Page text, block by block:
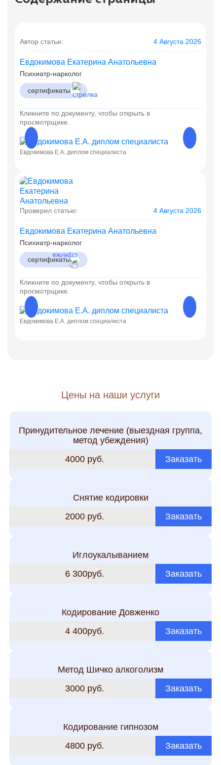
Автор статьи: 4 Августа 2026
Евдокимова Екатерина Анатольевна
Психиатр-нарколог
сертификаты
Кликните по документу, чтобы открыть в
просмотрщике.
Евдокимова Е.А. диплом специалиста
Проверил статью: 4 Августа 2026
Евдокимова Екатерина Анатольевна
Психиатр-нарколог
сертификаты
Кликните по документу, чтобы открыть в
просмотрщике.
Евдокимова Е.А. диплом специалиста
Цены на наши услуги
Принудительное лечение (выездная группа,
метод убеждения)
4000 руб.
Заказать
Снятие кодировки
2000 руб.
Заказать
Иглоукалыванием
6 300руб.
Заказать
Кодирование Довженко
4 400руб.
Заказать
Метод Шичко алкоголизм
3000 руб.
Заказать
Кодирование гипнозом
4800 руб.
Заказать